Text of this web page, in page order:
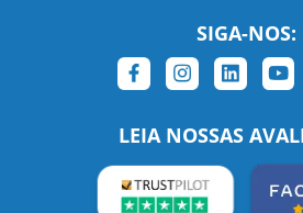
SIGA-NOS:
LEIA NOSSAS